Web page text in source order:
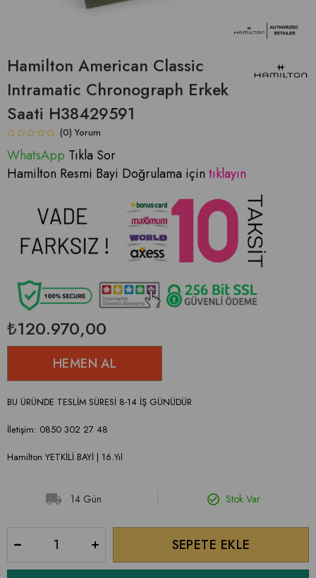
Hamilton American Classic
Intramatic Chronograph Erkek
Saati H38429591
(0)
WhatsApp Tıkla Sor
Hamilton Resmi Bayi Doğrulama için tıklayın
₺120.970,00
BU ÜRÜNDE TESLİM SÜRESİ 8-14 İŞ GÜNÜDÜR
İletişim: 0850 302 27 48
Hamilton YETKİLİ BAYİ | 16.Yıl
14 Gün Stok Var